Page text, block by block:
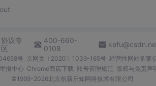
协议专
区
400-660-
0108
号 京网文〔2020〕1039-165号 经营性网站备案
报中心 Chrome商店下载 账号管理规范 版权与免责声
©1999-2026北京创新乐知网络技术有限公司